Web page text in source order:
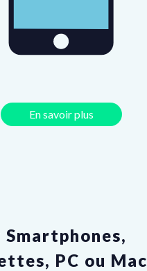
En savoir plus
Smartphones,
PC ou Mac